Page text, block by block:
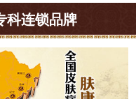
科连锁品牌